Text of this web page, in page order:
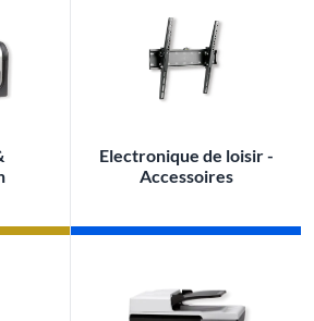
Electronique de loisir -
Accessoires